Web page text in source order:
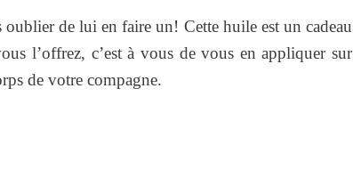
oublier de lui en faire un! Cette huile est un cadeau
l’offrez, c’est à vous de vous en appliquer sur
de votre compagne.